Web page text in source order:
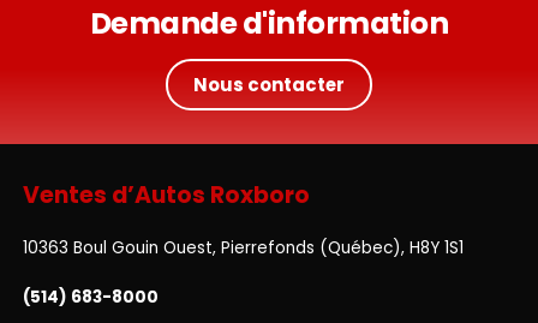
Demande d'information
Nous contacter
Ventes d’Autos Roxboro
10363 Boul Gouin Ouest, Pierrefonds (Québec), H8Y 1S1
(514) 683-8000